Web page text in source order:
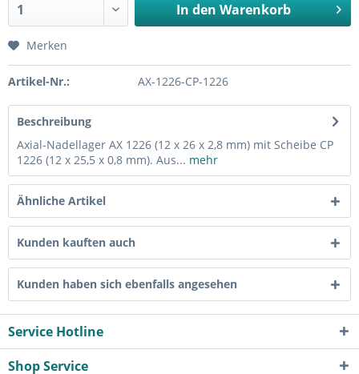
In den Warenkorb
Merken
Artikel-Nr.: AX-1226-CP-1226
Beschreibung
Axial-Nadellager AX 1226 (12 x 26 x 2,8 mm) mit Scheibe CP
1226 (12 x 25,5 x 0,8 mm). Aus... mehr
Ähnliche Artikel
Kunden kauften auch
Kunden haben sich ebenfalls angesehen
Service Hotline
Shop Service